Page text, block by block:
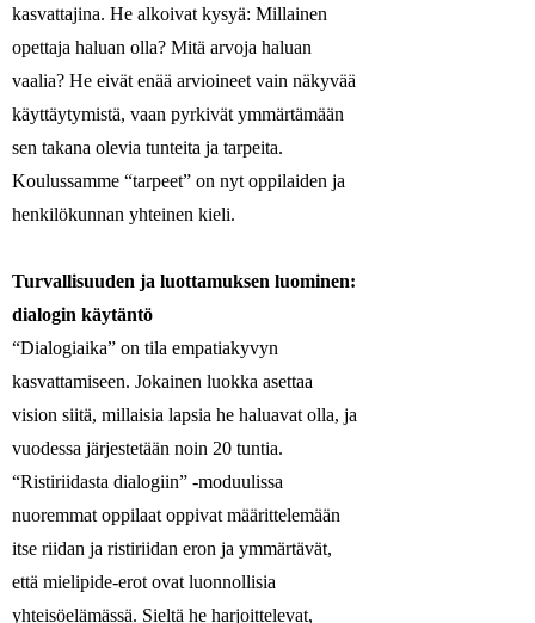
kasvattajina. He alkoivat kysyä: Millainen
opettaja haluan olla? Mitä arvoja haluan
vaalia? He eivät enää arvioineet vain näkyvää
käyttäytymistä, vaan pyrkivät ymmärtämään
sen takana olevia tunteita ja tarpeita.
Koulussamme “tarpeet” on nyt oppilaiden ja
henkilökunnan yhteinen kieli.
Turvallisuuden ja luottamuksen luominen:
dialogin käytäntö
“Dialogiaika” on tila empatiakyvyn
kasvattamiseen. Jokainen luokka asettaa
vision siitä, millaisia lapsia he haluavat olla, ja
vuodessa järjestetään noin 20 tuntia.
“Ristiriidasta dialogiin” -moduulissa
nuoremmat oppilaat oppivat määrittelemään
itse riidan ja ristiriidan eron ja ymmärtävät,
että mielipide-erot ovat luonnollisia
yhteisöelämässä. Sieltä he harjoittelevat,